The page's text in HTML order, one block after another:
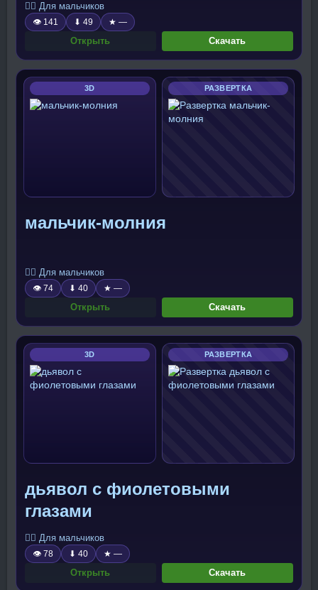
🧍‍♂️ Для мальчиков
👁 141 ⬇ 49 ★ —
Открыть Скачать
3D РАЗВЕРТКА
мальчик-молния
🧍‍♂️ Для мальчиков
👁 74 ⬇ 40 ★ —
Открыть Скачать
3D РАЗВЕРТКА
дьявол с фиолетовыми
глазами
🧍‍♂️ Для мальчиков
👁 78 ⬇ 40 ★ —
Открыть Скачать